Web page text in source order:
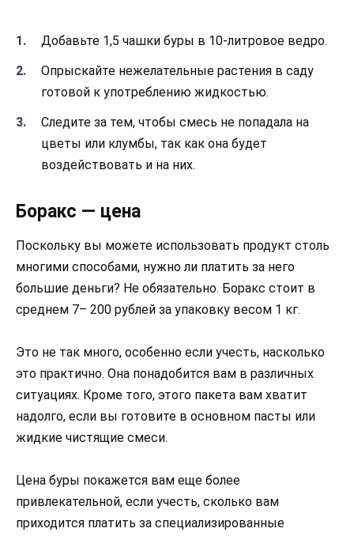
Добавьте 1,5 чашки буры в 10-литровое ведро.
Опрыскайте нежелательные растения в саду
готовой к употреблению жидкостью.
Следите за тем, чтобы смесь не попадала на
цветы или клумбы, так как она будет
воздействовать и на них.
Боракс — цена
Поскольку вы можете использовать продукт столь
многими способами, нужно ли платить за него
большие деньги? Не обязательно. Боракс стоит в
среднем 7– 200 рублей за упаковку весом 1 кг.
Это не так много, особенно если учесть, насколько
это практично. Она понадобится вам в различных
ситуациях. Кроме того, этого пакета вам хватит
надолго, если вы готовите в основном пасты или
жидкие чистящие смеси.
Цена буры покажется вам еще более
привлекательной, если учесть, сколько вам
приходится платить за специализированные